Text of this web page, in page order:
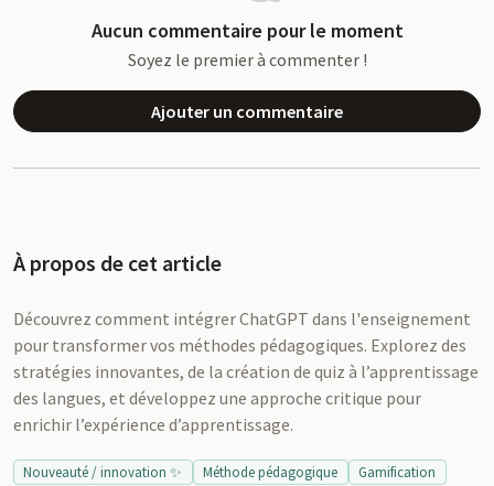
Aucun commentaire pour le moment
Soyez le premier à commenter !
Ajouter un commentaire
À propos de cet article
Découvrez comment intégrer ChatGPT dans l'enseignement
pour transformer vos méthodes pédagogiques. Explorez des
stratégies innovantes, de la création de quiz à l’apprentissage
des langues, et développez une approche critique pour
enrichir l’expérience d’apprentissage.
Nouveauté / innovation ✨ Méthode pédagogique Gamification